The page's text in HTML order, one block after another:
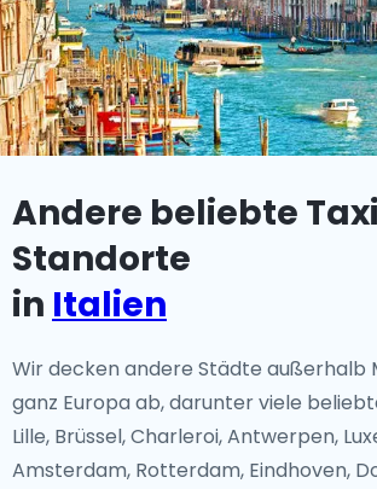
Andere beliebte
Standorte
in Italien
Wir decken andere Städte außerhalb
ganz Europa ab, darunter viele
Lille, Brüssel, Charleroi, Antwerpen,
Amsterdam, Rotterdam, Eindhoven,